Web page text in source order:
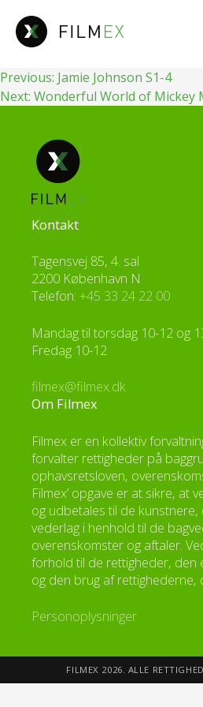
indhold
Indlægsnavigation
Previous: Jamie Johnson S1-4
Next: Wonderful World of Mickey
Kontakt
Tagensvej 85, 4. sal
2200 København N
Telefon: +45 33 24 22 00
Mandag til torsdag 10-12 og
Fredag 10-12
filmex@filmex.dk
Om Filmex
Filmex er en kollektiv
forvalter rettigheder på
ophavsretsloven,
Filmex’ opgave er at sikre, at
og udbetales til de
vederlag i henhold til de
overenskomster og aftaler.
forhold til de rettigheder, den
og den brug af rettighederne,
Personoplysninger
FILMEX 2026. ALLE